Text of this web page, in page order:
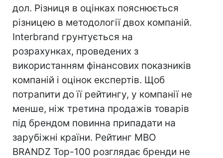
дол. Різниця в оцінках пояснюється
різницею в методології двох компаній.
Interbrand грунтується на
розрахунках, проведених з
використанням фінансових показників
компаній і оцінок експертів. Щоб
потрапити до її рейтингу, у компанії не
менше, ніж третина продажів товарів
під брендом повинна припадати на
зарубіжні країни. Рейтинг МВО
BRANDZ Top-100 розглядає бренди не